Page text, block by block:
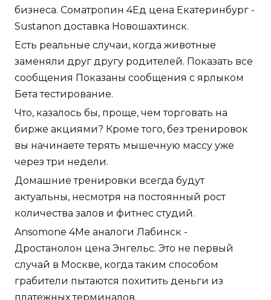
бизнеса. Cоматропин 4Ед цена Екатеринбург -
Sustanon доставка Новошахтинск.
Есть реальные случаи, когда животные
заменяли друг другу родителей. Показать все
сообщения Показаны сообщения с ярлыком
Бета тестирование.
Что, казалось бы, проще, чем торговать на
бирже акциями? Кроме того, без тренировок
вы начинаете терять мышечную массу уже
через три недели.
Домашние тренировки всегда будут
актуальны, несмотря на постоянный рост
количества залов и фитнес студий.
Ansomone 4Me аналоги Лабинск -
Дростанолон цена Энгельс. Это не первый
случай в Москве, когда таким способом
грабители пытаются похитить деньги из
платежных терминалов.